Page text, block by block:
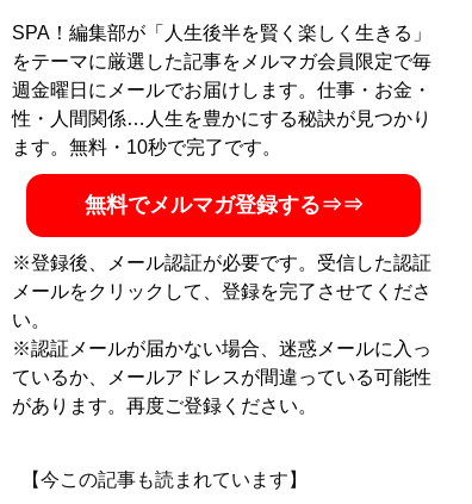
SPA！編集部が「人生後半を賢く楽しく生きる」
をテーマに厳選した記事をメルマガ会員限定で毎
週金曜日にメールでお届けします。仕事・お金・
性・人間関係…人生を豊かにする秘訣が見つかり
ます。無料・10秒で完了です。
無料でメルマガ登録する⇒⇒
※登録後、メール認証が必要です。受信した認証
メールをクリックして、登録を完了させてくださ
い。
※認証メールが届かない場合、迷惑メールに入っ
ているか、メールアドレスが間違っている可能性
があります。再度ご登録ください。
【今この記事も読まれています】